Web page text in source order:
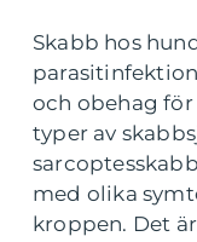
Skabb hos
och obehag
typer av
med olika
kroppen. Det